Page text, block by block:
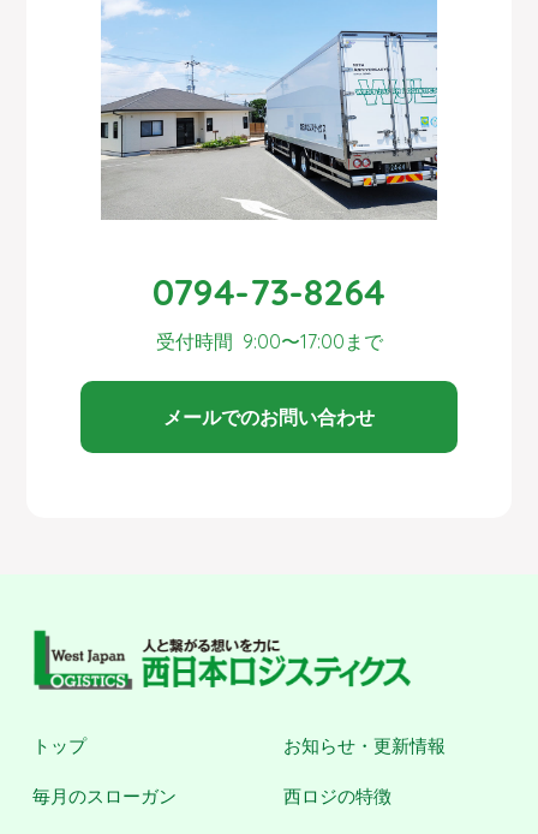
0794-73-8264
受付時間 9:00〜17:00まで
メールでのお問い合わせ
トップ お知らせ・更新情報
毎月のスローガン 西ロジの特徴